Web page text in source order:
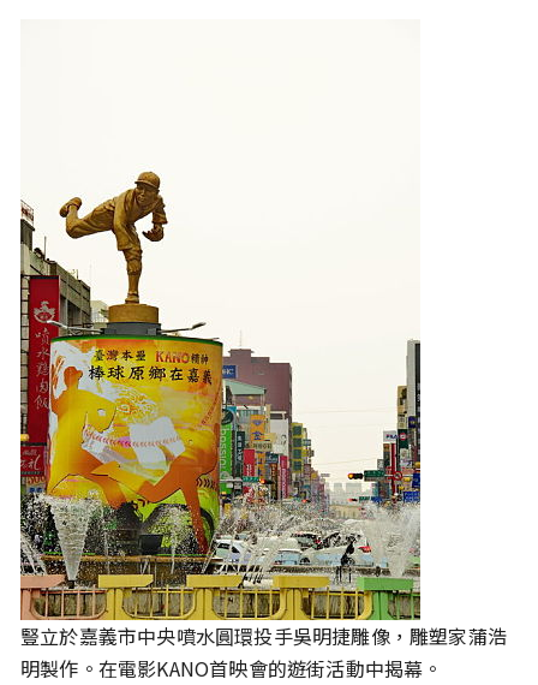
豎立於嘉義市中央噴水圓環投手吳明捷雕像，雕塑家蒲浩
明製作。在電影KANO首映會的遊街活動中揭幕。